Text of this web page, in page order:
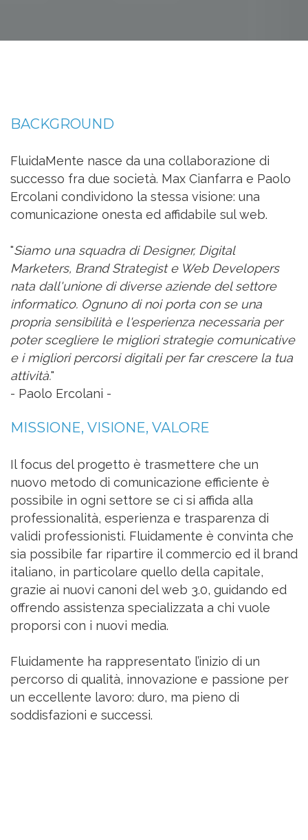
BACKGROUND
FluidaMente nasce da una collaborazione di
successo fra due società. Max Cianfarra e Paolo
Ercolani condividono la stessa visione: una
comunicazione onesta ed affidabile sul web.
"Siamo una squadra di Designer, Digital
Marketers, Brand Strategist e Web Developers
nata dall'unione di diverse aziende del settore
informatico. Ognuno di noi porta con se una
propria sensibilità e l'esperienza necessaria per
poter scegliere le migliori strategie comunicative
e i migliori percorsi digitali per far crescere la tua
attività."
- Paolo Ercolani -
MISSIONE, VISIONE, VALORE
Il focus del progetto è trasmettere che un
nuovo metodo di comunicazione efficiente è
possibile in ogni settore se ci si affida alla
professionalità, esperienza e trasparenza di
validi professionisti. Fluidamente è convinta che
sia possibile far ripartire il commercio ed il brand
italiano, in particolare quello della capitale,
grazie ai nuovi canoni del web 3.0, guidando ed
offrendo assistenza specializzata a chi vuole
proporsi con i nuovi media.
Fluidamente ha rappresentato l’inizio di un
percorso di qualità, innovazione e passione per
un eccellente lavoro: duro, ma pieno di
soddisfazioni e successi.